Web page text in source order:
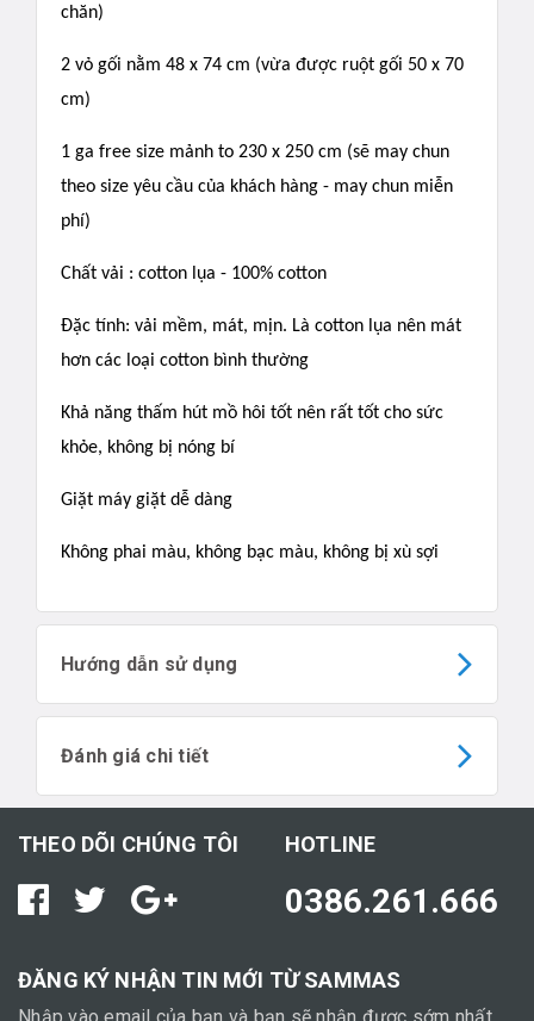
chăn)
2 vỏ gối nằm 48 x 74 cm (vừa được ruột gối 50 x 70
cm)
1 ga free size mảnh to 230 x 250 cm (sẽ may chun
theo size yêu cầu của khách hàng - may chun miễn
phí)
Chất vải : cotton lụa - 100% cotton
Đặc tính: vải mềm, mát, mịn. Là cotton lụa nên mát
hơn các loại cotton bình thường
Khả năng thấm hút mồ hôi tốt nên rất tốt cho sức
khỏe, không bị nóng bí
Giặt máy giặt dễ dàng
Không phai màu, không bạc màu, không bị xù sợi
Hướng dẫn sử dụng
Đánh giá chi tiết
THEO DÕI CHÚNG TÔI HOTLINE
0386.261.666
ĐĂNG KÝ NHẬN TIN MỚI TỪ SAMMAS